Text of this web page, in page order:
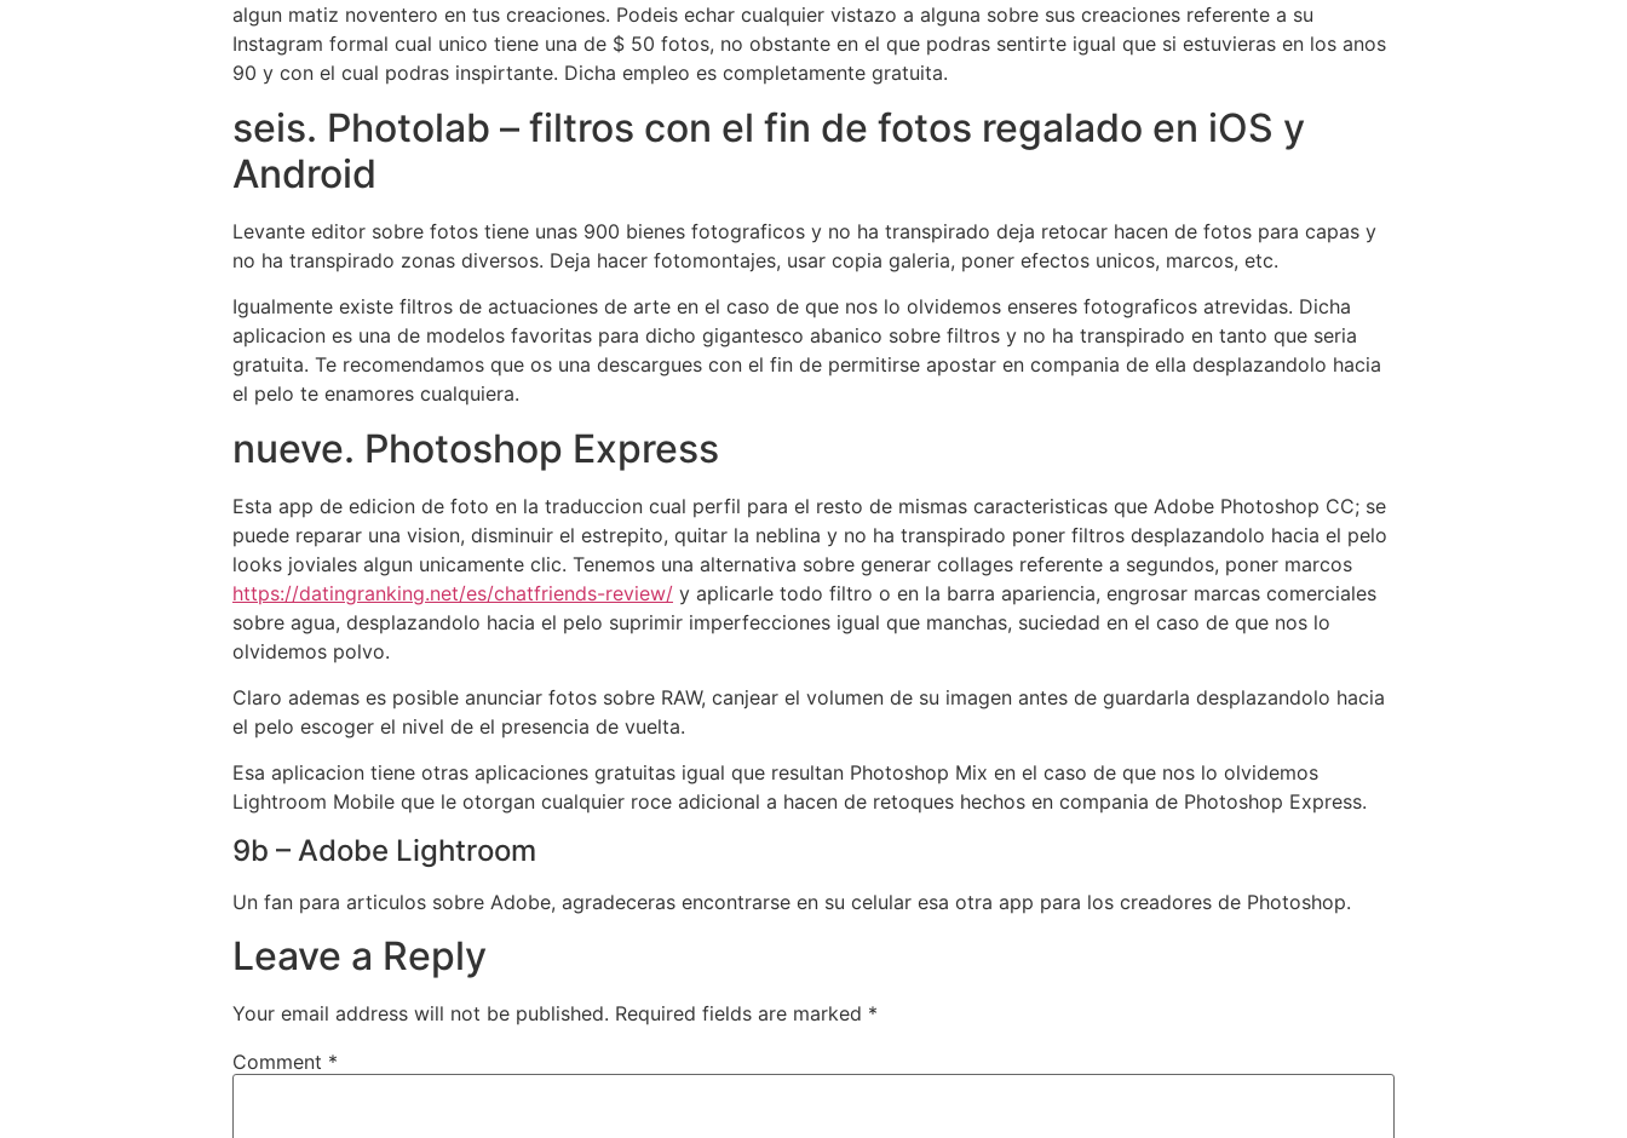
algun matiz noventero en tus creaciones. Podeis echar cualquier vistazo a alguna sobre sus creaciones referente a su
Instagram formal cual unico tiene una de $ 50 fotos, no obstante en el que podras sentirte igual que si estuvieras en los anos
90 y con el cual podras inspirtante. Dicha empleo es completamente gratuita.
seis. Photolab – filtros con el fin de fotos regalado en iOS y
Android
Levante editor sobre fotos tiene unas 900 bienes fotograficos y no ha transpirado deja retocar hacen de fotos para capas y
no ha transpirado zonas diversos. Deja hacer fotomontajes, usar copia galeria, poner efectos unicos, marcos, etc.
Igualmente existe filtros de actuaciones de arte en el caso de que nos lo olvidemos enseres fotograficos atrevidas. Dicha
aplicacion es una de modelos favoritas para dicho gigantesco abanico sobre filtros y no ha transpirado en tanto que seri­a
gratuita. Te recomendamos que os una descargues con el fin de permitirse apostar en compania de ella desplazandolo hacia
el pelo te enamores cualquiera.
nueve. Photoshop Express
Esta app de edicion de foto en la traduccion cual perfil para el resto de mismas caracteristicas que Adobe Photoshop CC; se
puede reparar una vision, disminuir el estrepito, quitar la neblina y no ha transpirado poner filtros desplazandolo hacia el pelo
looks joviales algun unicamente clic. Tenemos una alternativa sobre generar collages referente a segundos, poner marcos
https://datingranking.net/es/chatfriends-review/ y aplicarle todo filtro o en la barra apariencia, engrosar marcas comerciales
sobre agua, desplazandolo hacia el pelo suprimir imperfecciones igual que manchas, suciedad en el caso de que nos lo
olvidemos polvo.
Claro ademas es posible anunciar fotos sobre RAW, canjear el volumen de su imagen antes de guardarla desplazandolo hacia
el pelo escoger el nivel de el presencia de vuelta.
Esa aplicacion tiene otras aplicaciones gratuitas igual que resultan Photoshop Mix en el caso de que nos lo olvidemos
Lightroom Mobile que le otorgan cualquier roce adicional a hacen de retoques hechos en compania de Photoshop Express.
9b – Adobe Lightroom
Un fan para articulos sobre Adobe, agradeceras encontrarse en su celular esa otra app para los creadores de Photoshop.
Leave a Reply
Your email address will not be published. Required fields are marked *
Comment *